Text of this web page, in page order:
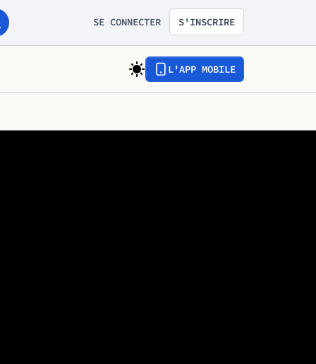
SE CONNECTER S'INSCRIRE
L'APP MOBILE